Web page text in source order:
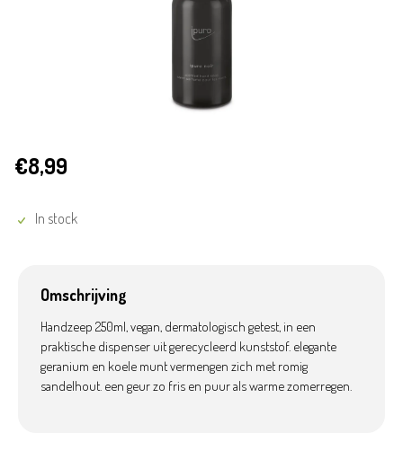
€8,99
In stock
Omschrijving
Handzeep 250ml, vegan, dermatologisch getest, in een
praktische dispenser uit gerecycleerd kunststof. elegante
geranium en koele munt vermengen zich met romig
sandelhout. een geur zo fris en puur als warme zomerregen.